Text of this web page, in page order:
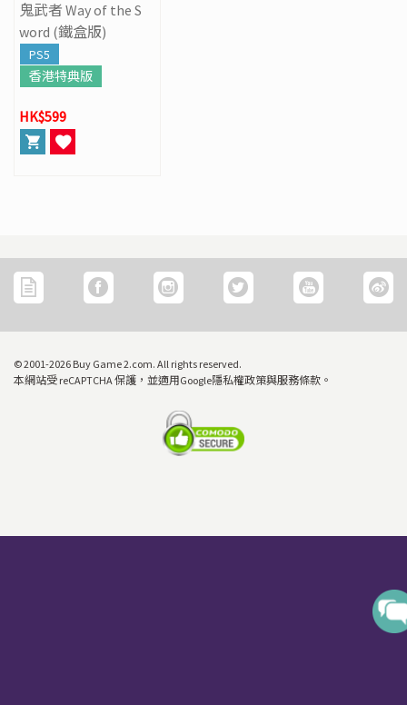
鬼武者 Way of the S
word (鐵盒版)
PS5
香港特典版
HK$599
© 2001-2026 Buy Game 2.com. All rights reserved.
本網站受 reCAPTCHA 保護，並適用Google隱私權政策與服務條款。